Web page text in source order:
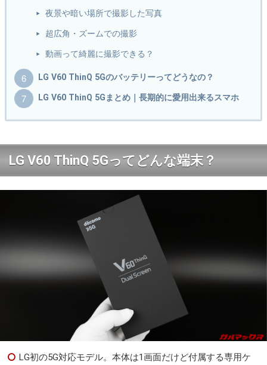
夜景や暗い場所で撮影した写真
超広角・ズームでの撮影
動画って綺麗に撮影できる？
LG V60 ThinQ 5Gのバッテリーってどうなの？
LG V60 ThinQ 5Gまとめ｜長期的に愛用出来るスマホ
LG V60 ThinQ 5Gってどんな端末？
LG初の5G対応モデル。本体は1画面だけど付属する専用ケ